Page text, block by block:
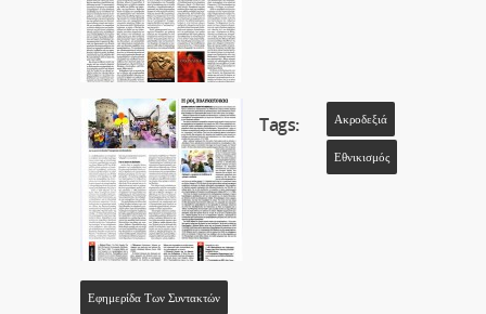
Tags: Ακροδεξιά
Εθνικισμός
Εφημερίδα Των Συντακτών